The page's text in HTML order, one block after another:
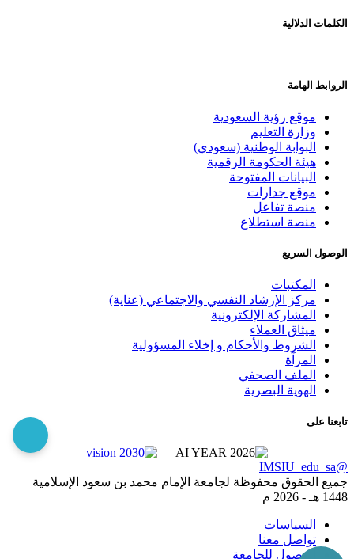
الكلمات الدلالية
الروابط الهامة
موقع رؤية السعودية
وزارة التعليم
البوابة الوطنية (سعودي)
هيئة الحكومة الرقمية
البيانات المفتوحة
موقع جدارات
منصة تفاعل
منصة استطلاع
الوصول السريع
المكتبات
مركز الإرشاد النفسي والاجتماعي (عناية)
المشاركة الإلكترونية
ميثاق العملاء
الشروط والأحكام و إخلاء المسؤولية
المرآة
الملف الصحفي
الهوية البصرية
تابعنا على
@IMSIU_edu_sa
جميع الحقوق محفوظة لجامعة الإمام محمد بن سعود الإسلامية
1448 هـ -
2026 م
السياسات
تواصل معنا
الوصول للجامعة